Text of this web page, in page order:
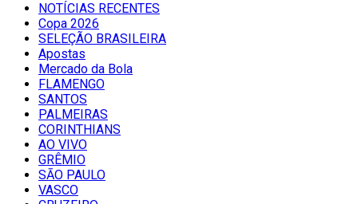
NOTÍCIAS RECENTES
Copa 2026
SELEÇÃO BRASILEIRA
Apostas
Mercado da Bola
FLAMENGO
SANTOS
PALMEIRAS
CORINTHIANS
AO VIVO
GRÊMIO
SĀO PAULO
VASCO